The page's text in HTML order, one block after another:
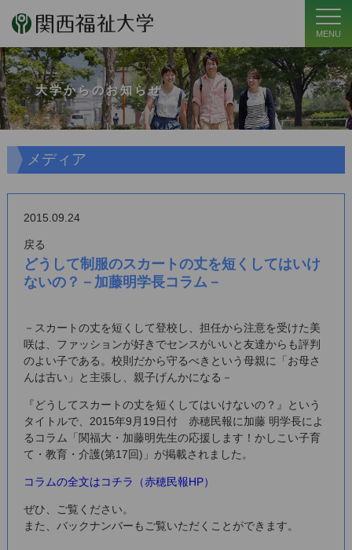
MENU
大学からのお知らせ
メディア
2015.09.24
戻る
どうして制服のスカートの丈を短くしてはいけ
ないの？－加藤明学長コラム－
－スカートの丈を短くして登校し、担任から注意を受けた美
咲は、ファッションが好きでセンスがいいと友達からも評判
のよい子である。校則だから守るべきという母親に「お母さ
んは古い」と主張し、親子げんかになる－
『どうしてスカートの丈を短くしてはいけないの？』という
タイトルで、2015年9月19日付 赤穂民報に加藤 明学長によ
るコラム「関福大・加藤明先生の応援します！かしこい子育
て・教育・介護(第17回)」が掲載されました。
コラムの全文はコチラ（赤穂民報HP）
ぜひ、ご覧ください。
また、バックナンバーもご覧いただくことができます。